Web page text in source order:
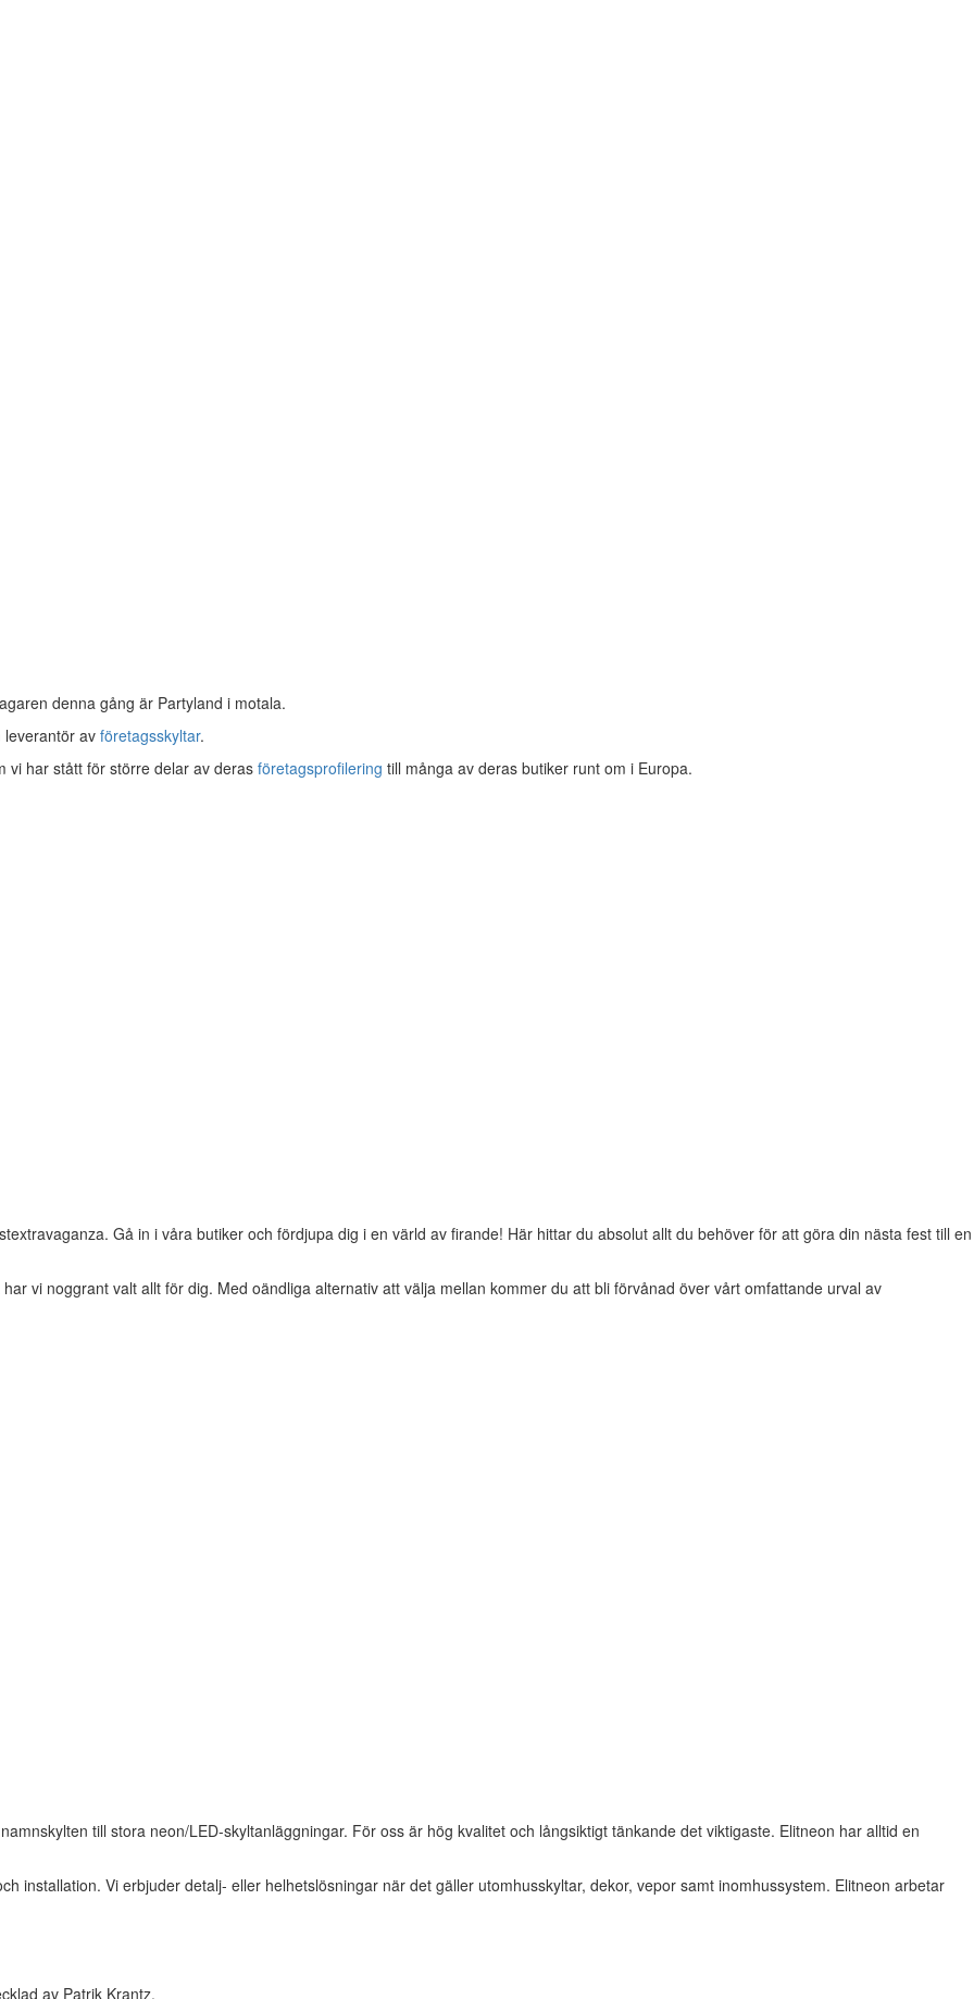
denna gång är Partyland i motala.
leverantör av företagsskyltar.
vi har stått för större delar av deras företagsprofilering till många av deras butiker runt om i Europa.
Gå in i våra butiker och fördjupa dig i en värld av firande! Här hittar du absolut allt du behöver för att göra din nästa fest till en
vi noggrant valt allt för dig. Med oändliga alternativ att välja mellan kommer du att bli förvånad över vårt omfattande urval av
till stora neon/LED-skyltanläggningar. För oss är hög kvalitet och långsiktigt tänkande det viktigaste. Elitneon har alltid en
installation. Vi erbjuder detalj- eller helhetslösningar när det gäller utomhusskyltar, dekor, vepor samt inomhussystem. Elitneon arbetar
av Patrik Krantz.